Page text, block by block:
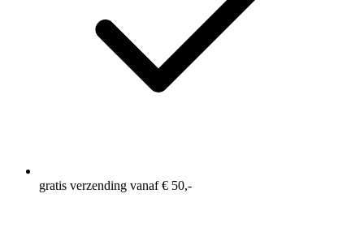
gratis verzending vanaf € 50,-